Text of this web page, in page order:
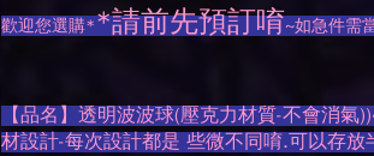
歡迎您選購**請前先預訂唷~如急件需
【品名】透明波波球(壓克力材質-不會消氣
材設計-每次設計都是 些微不同唷.可以存放